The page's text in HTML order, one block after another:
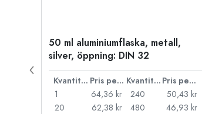
50 ml aluminiumflaska, metall,
silver, öppning: DIN 32
Kvantitet Pris per styck Kvantitet
Pris per styck
1
64,36 kr
20
62,38 kr
240
50,43 kr
480
46,93 kr